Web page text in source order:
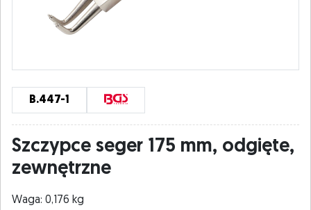
B.447-1
Szczypce seger 175 mm, odgięte,
zewnętrzne
Waga: 0,176 kg